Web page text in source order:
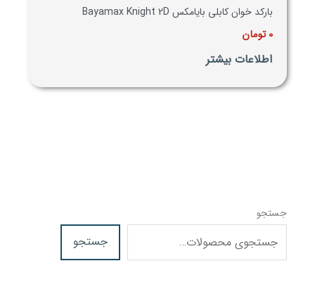
جستجو
جستجو
بارکد خوان کابلی بایامکس Bayamax Knight 2D
0تومان
اطلاعات بیشتر